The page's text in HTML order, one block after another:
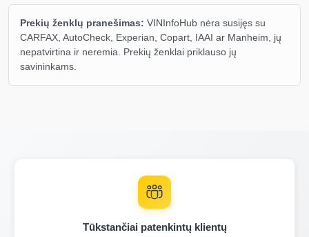
Prekių ženklų pranešimas: VINInfoHub nėra susijęs su
CARFAX, AutoCheck, Experian, Copart, IAAI ar Manheim, jų
nepatvirtina ir neremia. Prekių ženklai priklauso jų
savininkams.
Tūkstančiai patenkintų klientų